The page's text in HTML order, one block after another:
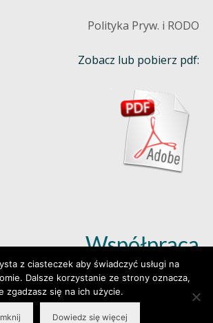
Polityka Pryw. i RODO
Zobacz lub pobierz pdf:
Współpraca
Dowiedz się więcej (klik)
z ciasteczek aby świadczyć usługi na
Dalsze korzystanie ze strony oznacza,
zgadzasz się na ich użycie.
Dowiedz się więcej